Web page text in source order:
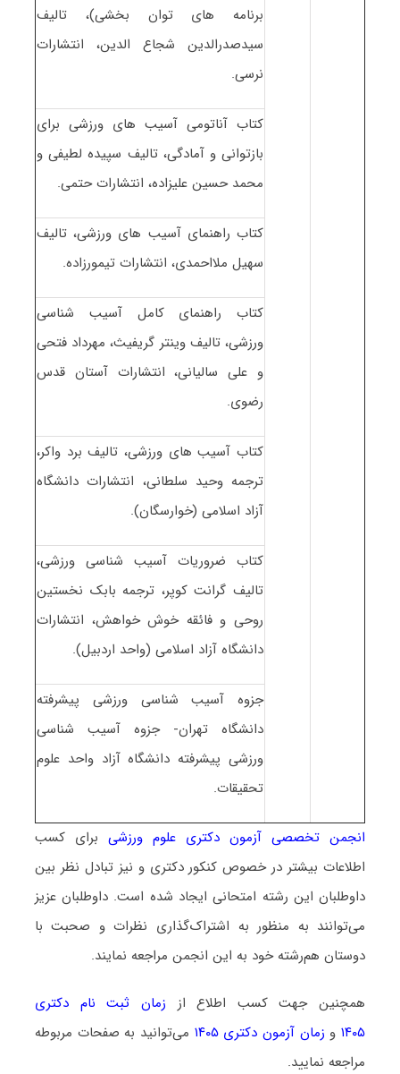
برنامه های توان بخشی)، تالیف
سیدصدرالدین شجاع الدین، انتشارات
نرسی.
کتاب آناتومی آسیب های ورزشی برای
بازتوانی و آمادگی، تالیف سپیده لطیفی و
محمد حسین علیزاده، انتشارات حتمی.
کتاب راهنمای آسیب های ورزشی، تالیف
سهیل ملااحمدی، انتشارات تیمورزاده.
کتاب راهنمای کامل آسیب شناسی
ورزشی، تالیف وینتر گریفیث، مهرداد فتحی
و علی سالیانی، انتشارات آستان قدس
رضوی.
کتاب آسیب های ورزشی، تالیف برد واکر،
ترجمه وحید سلطانی، انتشارات دانشگاه
آزاد اسلامی (خوارسگان).
کتاب ضروریات آسیب شناسی ورزشی،
تالیف گرانت کوپر، ترجمه بابک نخستین
روحی و فائقه خوش خواهش، انتشارات
دانشگاه آزاد اسلامی (واحد اردبیل).
جزوه آسیب شناسی ورزشی پیشرفته
دانشگاه تهران- جزوه آسیب شناسی
ورزشی پیشرفته دانشگاه آزاد واحد علوم
تحقیقات.
انجمن تخصصی آزمون دکتری علوم ورزشی برای کسب
اطلاعات بیشتر در خصوص کنکور دکتری و نیز تبادل نظر بین
داوطلبان این رشته امتحانی ایجاد شده است. داوطلبان عزیز
می‌توانند به منظور به اشتراک‌گذاری نظرات و صحبت با
دوستان هم‌رشته خود به این انجمن مراجعه نمایند.
همچنین جهت کسب اطلاع از زمان ثبت نام دکتری
۱۴۰۵ و زمان آزمون دکتری ۱۴۰۵
می‌توانید به صفحات مربوطه
مراجعه نمایید.